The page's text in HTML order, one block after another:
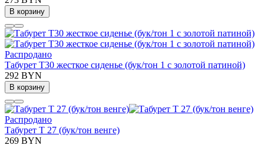
В корзину
Распродано
Табурет Т30 жесткое сиденье (бук/тон 1 с золотой патиной)
292 BYN
В корзину
Распродано
Табурет Т 27 (бук/тон венге)
269 BYN